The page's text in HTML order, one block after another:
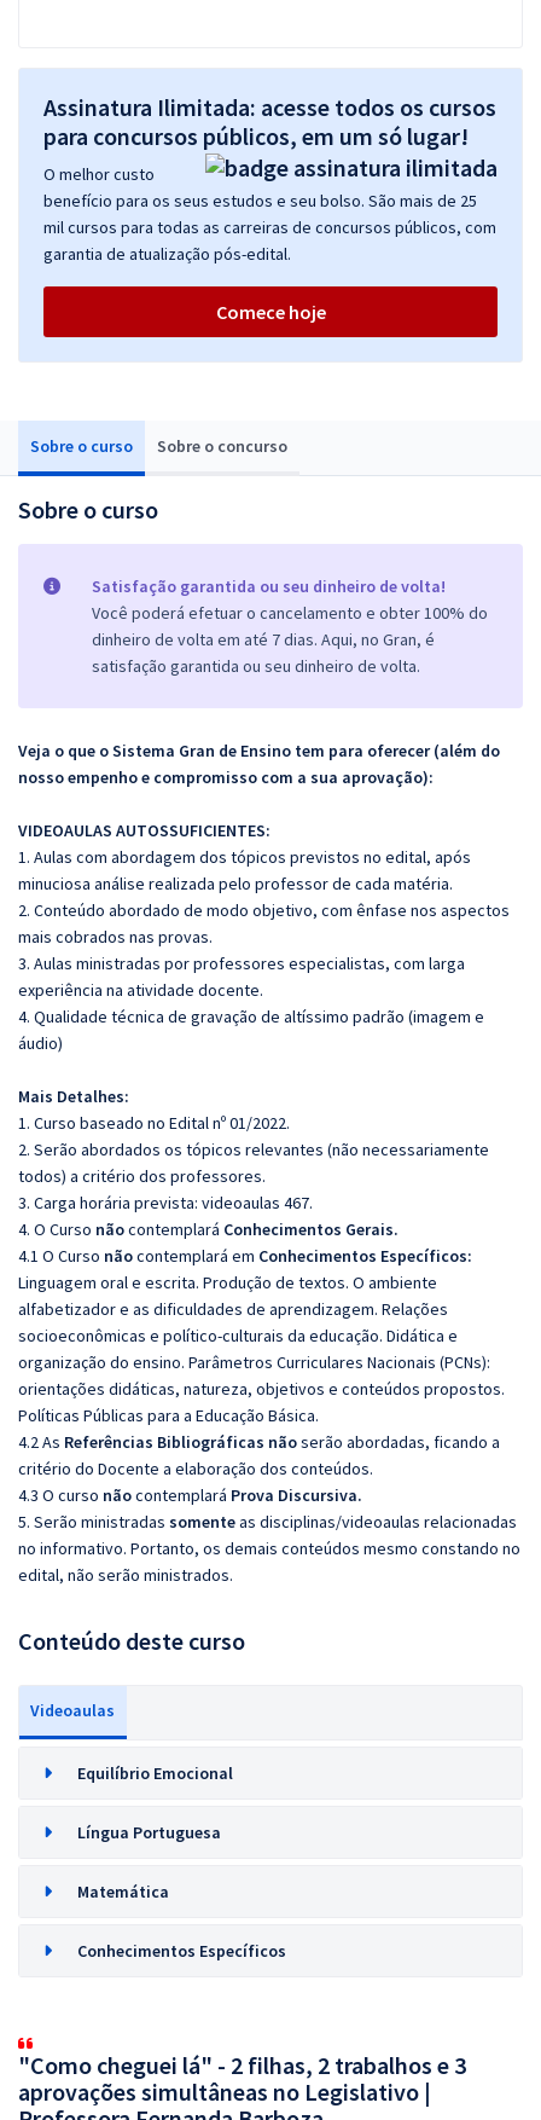
Sobre o curso Sobre o concurso
Sobre o curso
Satisfação garantida ou seu dinheiro de volta!
Você poderá efetuar o cancelamento e obter 100% do
dinheiro de volta em até 7 dias. Aqui, no Gran, é
satisfação garantida ou seu dinheiro de volta.
Veja o que o Sistema Gran de Ensino tem para oferecer (além do
nosso empenho e compromisso com a sua aprovação):
VIDEOAULAS AUTOSSUFICIENTES:
1. Aulas com abordagem dos tópicos previstos no edital, após
minuciosa análise realizada pelo professor de cada matéria.
2. Conteúdo abordado de modo objetivo, com ênfase nos aspectos
mais cobrados nas provas.
3. Aulas ministradas por professores especialistas, com larga
experiência na atividade docente.
4. Qualidade técnica de gravação de altíssimo padrão (imagem e
áudio)
Mais Detalhes:
1. Curso baseado no Edital nº 01/2022.
2. Serão abordados os tópicos relevantes (não necessariamente
todos) a critério dos professores.
3. Carga horária prevista: videoaulas 467.
4. O Curso nãocontemplará Conhecimentos Gerais.
4.1 O Curso nãocontemplará em Conhecimentos Específicos:
Linguagem oral e escrita. Produção de textos. O ambiente
alfabetizador e as dificuldades de aprendizagem. Relações
socioeconômicas e político-culturais da educação. Didática e
organização do ensino. Parâmetros Curriculares Nacionais (PCNs):
orientações didáticas, natureza, objetivos e conteúdos propostos.
Políticas Públicas para a Educação Básica.
4.2 As Referências Bibliográficas nãoserão abordadas, ficando a
critério do Docente a elaboração dos conteúdos.
4.3 O curso nãocontemplará Prova Discursiva.
5. Serão ministradas somenteas disciplinas/videoaulas relacionadas
no informativo. Portanto, os demais conteúdos mesmo constando no
edital, não serão ministrados.
Conteúdo deste curso
Videoaulas
Equilíbrio Emocional
Língua Portuguesa
Matemática
Conhecimentos Específicos
"Como cheguei lá" - 2 filhas, 2 trabalhos e 3
aprovações simultâneas no Legislativo |
Assinatura Ilimitada: acesse todos os cursos
para concursos públicos, em um só lugar!
O melhor custo
benefício para os seus estudos e seu bolso. São mais de 25
mil cursos para todas as carreiras de concursos públicos, com
garantia de atualização pós-edital.
Comece hoje